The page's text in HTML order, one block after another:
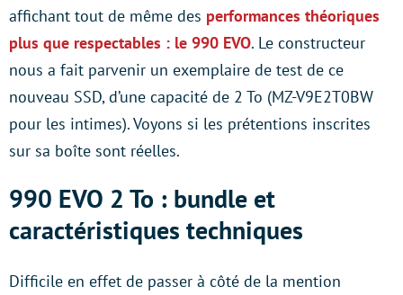
affichant tout de même des performances théoriques
plus que respectables : le 990 EVO. Le constructeur
nous a fait parvenir un exemplaire de test de ce
nouveau SSD, d’une capacité de 2 To (MZ-V9E2T0BW
pour les intimes). Voyons si les prétentions inscrites
sur sa boîte sont réelles.
990 EVO 2 To : bundle et
caractéristiques techniques
Difficile en effet de passer à côté de la mention